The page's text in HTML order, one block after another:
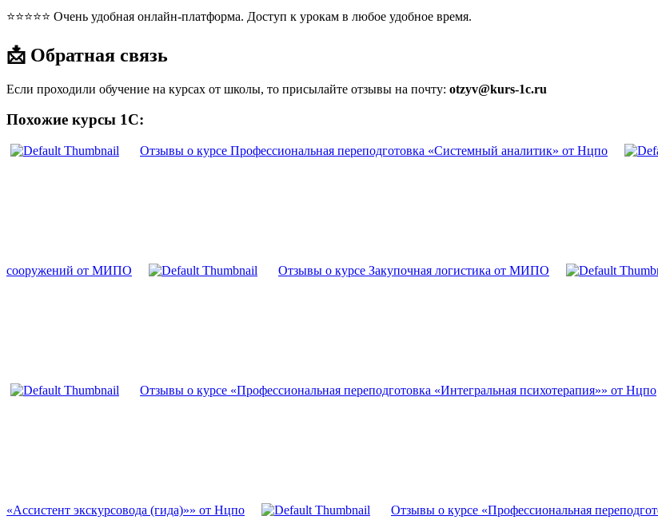
⭐⭐⭐⭐⭐ Очень удобная онлайн-платформа. Доступ к урокам в любое удобное время.
📩 Обратная связь
Если проходили обучение на курсах от школы, то присылайте отзывы на почту: otzyv@kurs-1c.ru
Похожие курсы 1С:
Отзывы о курсе Профессиональная переподготовка «Системный аналитик» от Нцпо
сооружений от МИПО Отзывы о курсе Закупочная логистика от МИПО
Отзывы о курсе «Профессиональная переподготовка «Интегральная психотерапия»» от Нцпо
«Ассистент экскурсовода (гида)»» от Нцпо Отзывы о курсе «Профессиональная